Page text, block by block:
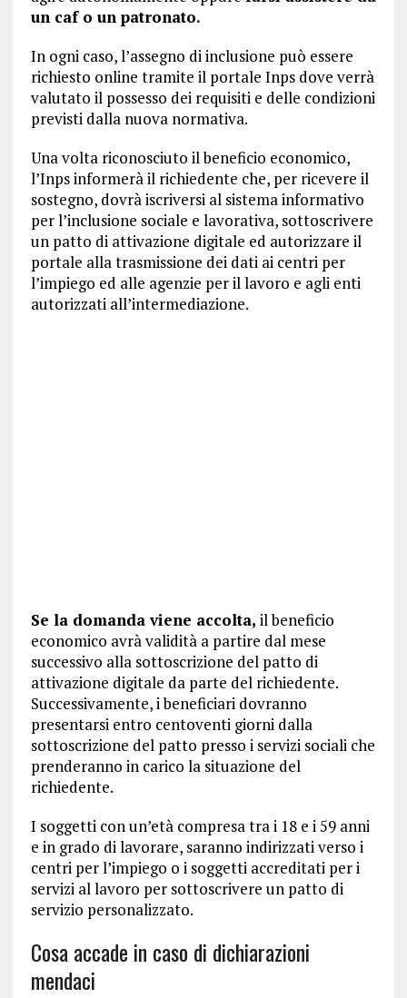
un caf o un patronato.
In ogni caso, l’assegno di inclusione può essere
richiesto online tramite il portale Inps dove verrà
valutato il possesso dei requisiti e delle condizioni
previsti dalla nuova normativa.
Una volta riconosciuto il beneficio economico,
l’Inps informerà il richiedente che, per ricevere il
sostegno, dovrà iscriversi al sistema informativo
per l’inclusione sociale e lavorativa, sottoscrivere
un patto di attivazione digitale ed autorizzare il
portale alla trasmissione dei dati ai centri per
l’impiego ed alle agenzie per il lavoro e agli enti
autorizzati all’intermediazione.
Se la domanda viene accolta, il beneficio
economico avrà validità a partire dal mese
successivo alla sottoscrizione del patto di
attivazione digitale da parte del richiedente.
Successivamente, i beneficiari dovranno
presentarsi entro centoventi giorni dalla
sottoscrizione del patto presso i servizi sociali che
prenderanno in carico la situazione del
richiedente.
I soggetti con un’età compresa tra i 18 e i 59 anni
e in grado di lavorare, saranno indirizzati verso i
centri per l’impiego o i soggetti accreditati per i
servizi al lavoro per sottoscrivere un patto di
servizio personalizzato.
Cosa accade in caso di dichiarazioni
mendaci